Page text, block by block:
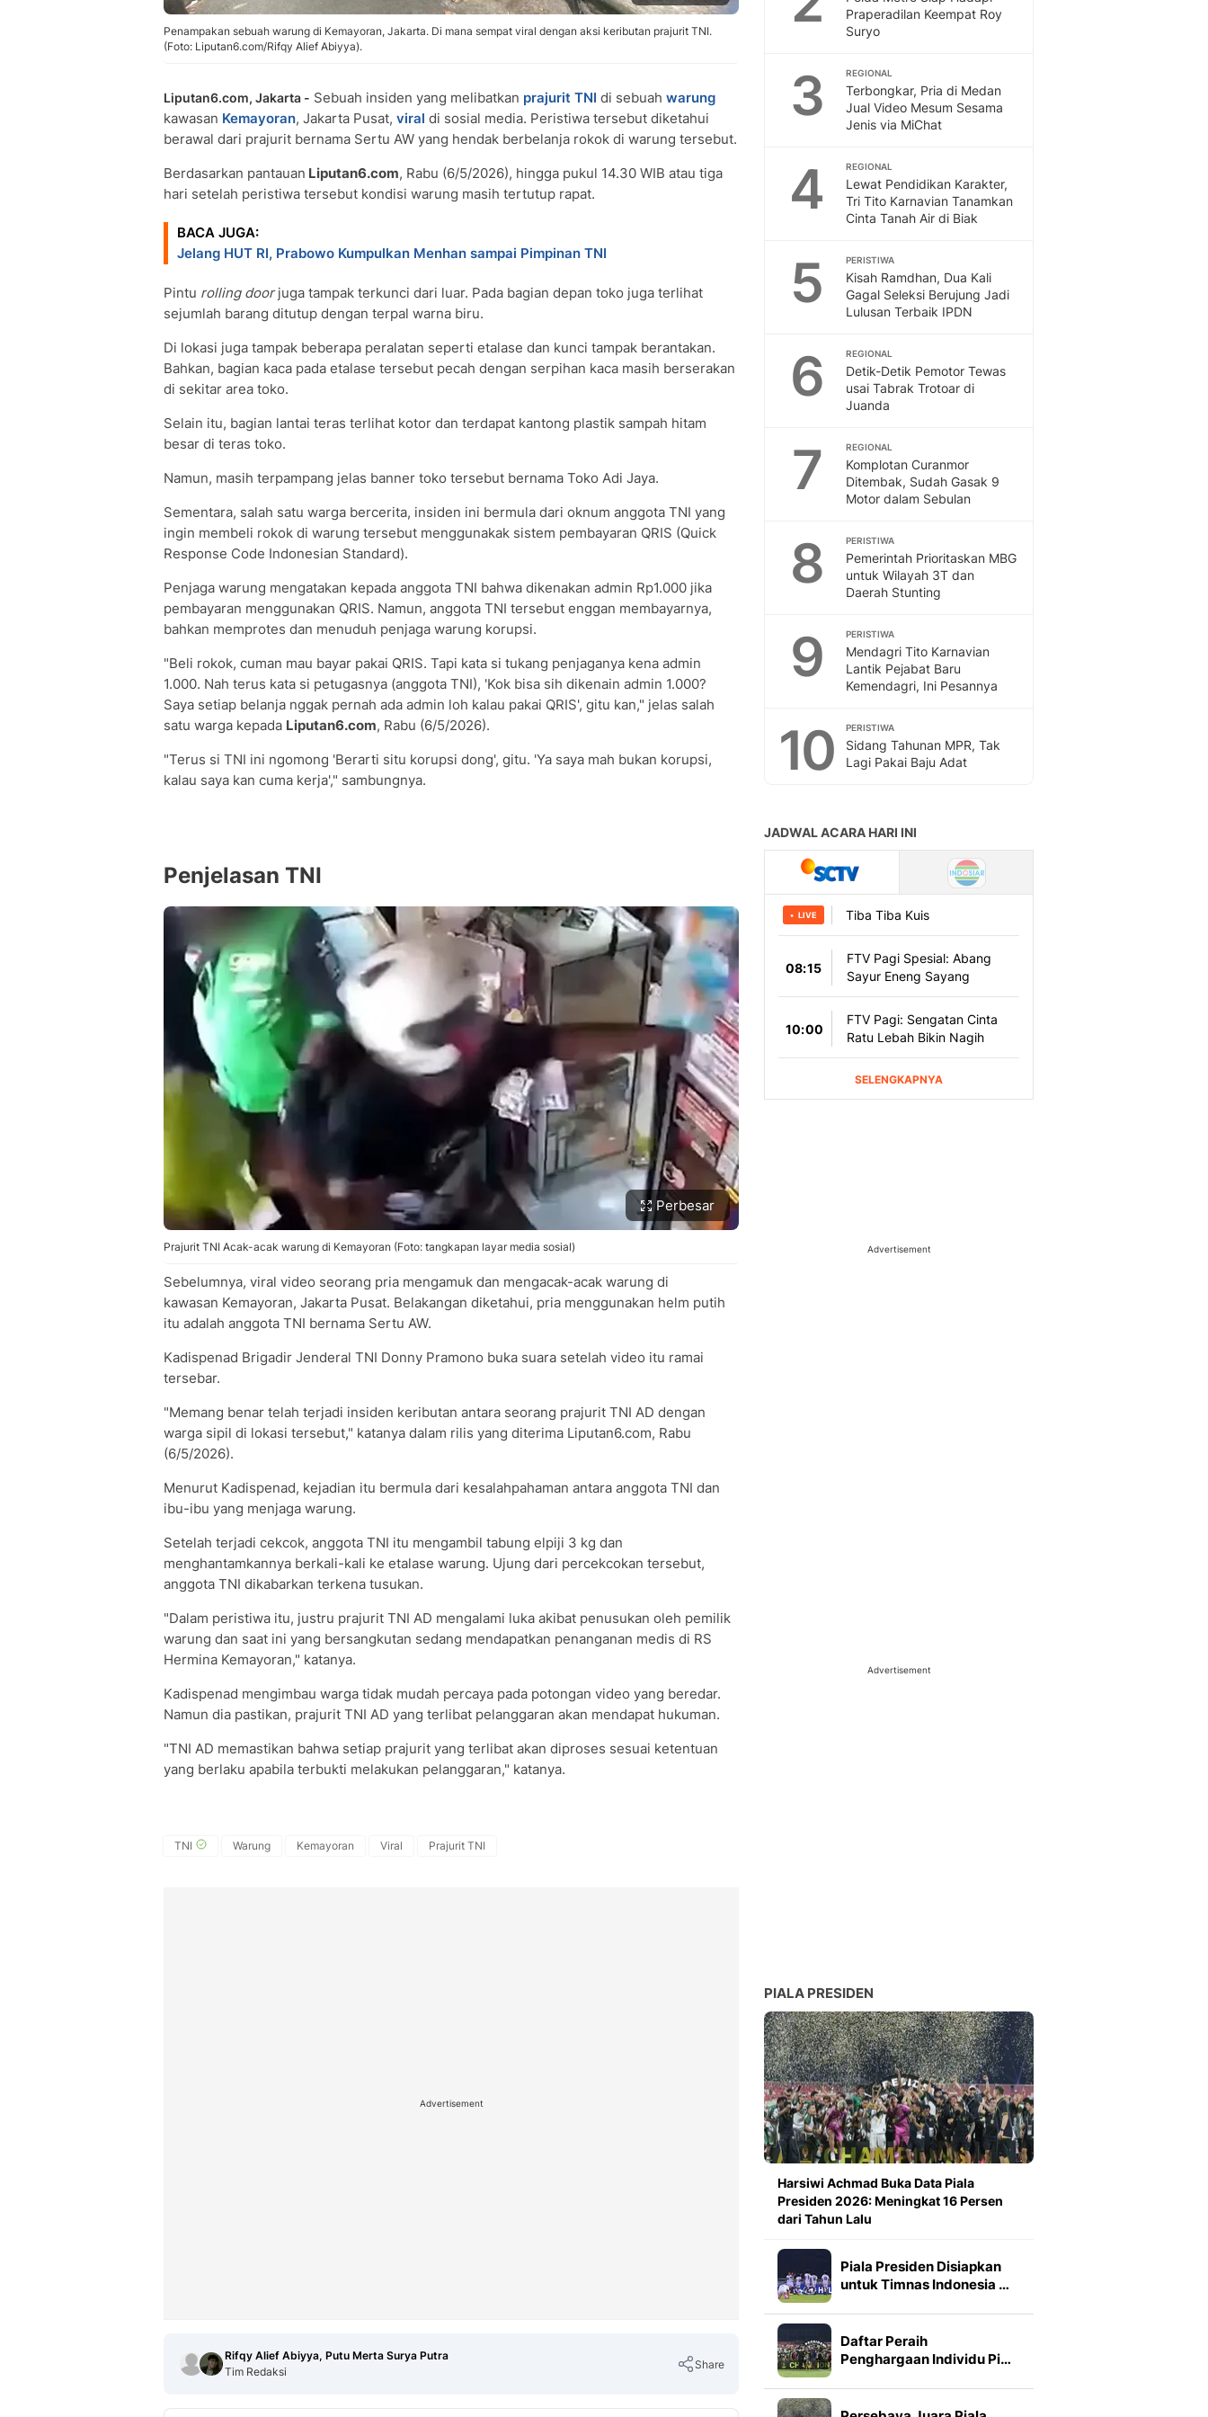
Penampakan sebuah warung di Kemayoran, Jakarta. Di mana sempat viral dengan aksi keributan prajurit TNI.
(Foto: Liputan6.com/Rifqy Alief Abiyya).
Liputan6.com, Jakarta - Sebuah insiden yang melibatkan prajurit TNI di sebuah warung
kawasan Kemayoran, Jakarta Pusat, viral di sosial media. Peristiwa tersebut diketahui
berawal dari prajurit bernama Sertu AW yang hendak berbelanja rokok di warung tersebut.
Berdasarkan pantauan Liputan6.com, Rabu (6/5/2026), hingga pukul 14.30 WIB atau tiga
hari setelah peristiwa tersebut kondisi warung masih tertutup rapat.
BACA JUGA:
Jelang HUT RI, Prabowo Kumpulkan Menhan sampai Pimpinan TNI
Pintu rolling doorjuga tampak terkunci dari luar. Pada bagian depan toko juga terlihat
sejumlah barang ditutup dengan terpal warna biru.
Di lokasi juga tampak beberapa peralatan seperti etalase dan kunci tampak berantakan.
Bahkan, bagian kaca pada etalase tersebut pecah dengan serpihan kaca masih berserakan
di sekitar area toko.
Selain itu, bagian lantai teras terlihat kotor dan terdapat kantong plastik sampah hitam
besar di teras toko.
Namun, masih terpampang jelas banner toko tersebut bernama Toko Adi Jaya.
Sementara, salah satu warga bercerita, insiden ini bermula dari oknum anggota TNI yang
ingin membeli rokok di warung tersebut menggunakak sistem pembayaran QRIS (Quick
Response Code Indonesian Standard).
Penjaga warung mengatakan kepada anggota TNI bahwa dikenakan admin Rp1.000 jika
pembayaran menggunakan QRIS. Namun, anggota TNI tersebut enggan membayarnya,
bahkan memprotes dan menuduh penjaga warung korupsi.
"Beli rokok, cuman mau bayar pakai QRIS. Tapi kata si tukang penjaganya kena admin
1.000. Nah terus kata si petugasnya (anggota TNI), 'Kok bisa sih dikenain admin 1.000?
Saya setiap belanja nggak pernah ada admin loh kalau pakai QRIS', gitu kan," jelas salah
satu warga kepada Liputan6.com, Rabu (6/5/2026).
"Terus si TNI ini ngomong 'Berarti situ korupsi dong', gitu. 'Ya saya mah bukan korupsi,
kalau saya kan cuma kerja'," sambungnya.
Penjelasan TNI
Perbesar
Prajurit TNI Acak-acak warung di Kemayoran (Foto: tangkapan layar media sosial)
Sebelumnya, viral video seorang pria mengamuk dan mengacak-acak warung di
kawasan Kemayoran, Jakarta Pusat. Belakangan diketahui, pria menggunakan helm putih
itu adalah anggota TNI bernama Sertu AW.
Kadispenad Brigadir Jenderal TNI Donny Pramono buka suara setelah video itu ramai
tersebar.
"Memang benar telah terjadi insiden keributan antara seorang prajurit TNI AD dengan
warga sipil di lokasi tersebut," katanya dalam rilis yang diterima Liputan6.com, Rabu
(6/5/2026).
Menurut Kadispenad, kejadian itu bermula dari kesalahpahaman antara anggota TNI dan
ibu-ibu yang menjaga warung.
Setelah terjadi cekcok, anggota TNI itu mengambil tabung elpiji 3 kg dan
menghantamkannya berkali-kali ke etalase warung. Ujung dari percekcokan tersebut,
anggota TNI dikabarkan terkena tusukan.
"Dalam peristiwa itu, justru prajurit TNI AD mengalami luka akibat penusukan oleh pemilik
warung dan saat ini yang bersangkutan sedang mendapatkan penanganan medis di RS
Hermina Kemayoran," katanya.
Kadispenad mengimbau warga tidak mudah percaya pada potongan video yang beredar.
Namun dia pastikan, prajurit TNI AD yang terlibat pelanggaran akan mendapat hukuman.
"TNI AD memastikan bahwa setiap prajurit yang terlibat akan diproses sesuai ketentuan
yang berlaku apabila terbukti melakukan pelanggaran," katanya.
TNI Warung Kemayoran Viral Prajurit TNI
Advertisement
Rifqy Alief Abiyya, Putu Merta Surya Putra
Tim Redaksi
Share
Praperadilan Keempat Roy
Suryo
3 REGIONAL
Terbongkar, Pria di Medan
Jual Video Mesum Sesama
Jenis via MiChat
4 REGIONAL
Lewat Pendidikan Karakter,
Tri Tito Karnavian Tanamkan
Cinta Tanah Air di Biak
5 PERISTIWA
Kisah Ramdhan, Dua Kali
Gagal Seleksi Berujung Jadi
Lulusan Terbaik IPDN
6 REGIONAL
Detik-Detik Pemotor Tewas
usai Tabrak Trotoar di
Juanda
7 REGIONAL
Komplotan Curanmor
Ditembak, Sudah Gasak 9
Motor dalam Sebulan
8 PERISTIWA
Pemerintah Prioritaskan MBG
untuk Wilayah 3T dan
Daerah Stunting
9 PERISTIWA
Mendagri Tito Karnavian
Lantik Pejabat Baru
Kemendagri, Ini Pesannya
10 PERISTIWA
Sidang Tahunan MPR, Tak
Lagi Pakai Baju Adat
Advertisement
Advertisement
PIALA PRESIDEN
Harsiwi Achmad Buka Data Piala
Presiden 2026: Meningkat 16 Persen
dari Tahun Lalu
Piala Presiden Disiapkan
untuk Timnas Indonesia …
Daftar Peraih
Penghargaan Individu Pi…